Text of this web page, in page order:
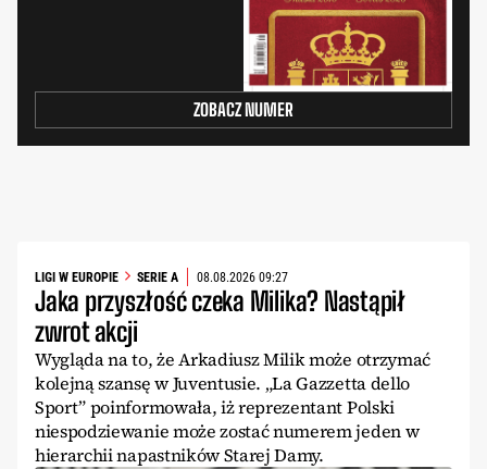
ZOBACZ NUMER
LIGI W EUROPIE SERIE A 08.08.2026 09:27
Jaka przyszłość czeka Milika? Nastąpił
zwrot akcji
Wygląda na to, że Arkadiusz Milik może otrzymać
kolejną szansę w Juventusie. „La Gazzetta dello
Sport” poinformowała, iż reprezentant Polski
niespodziewanie może zostać numerem jeden w
hierarchii napastników Starej Damy.